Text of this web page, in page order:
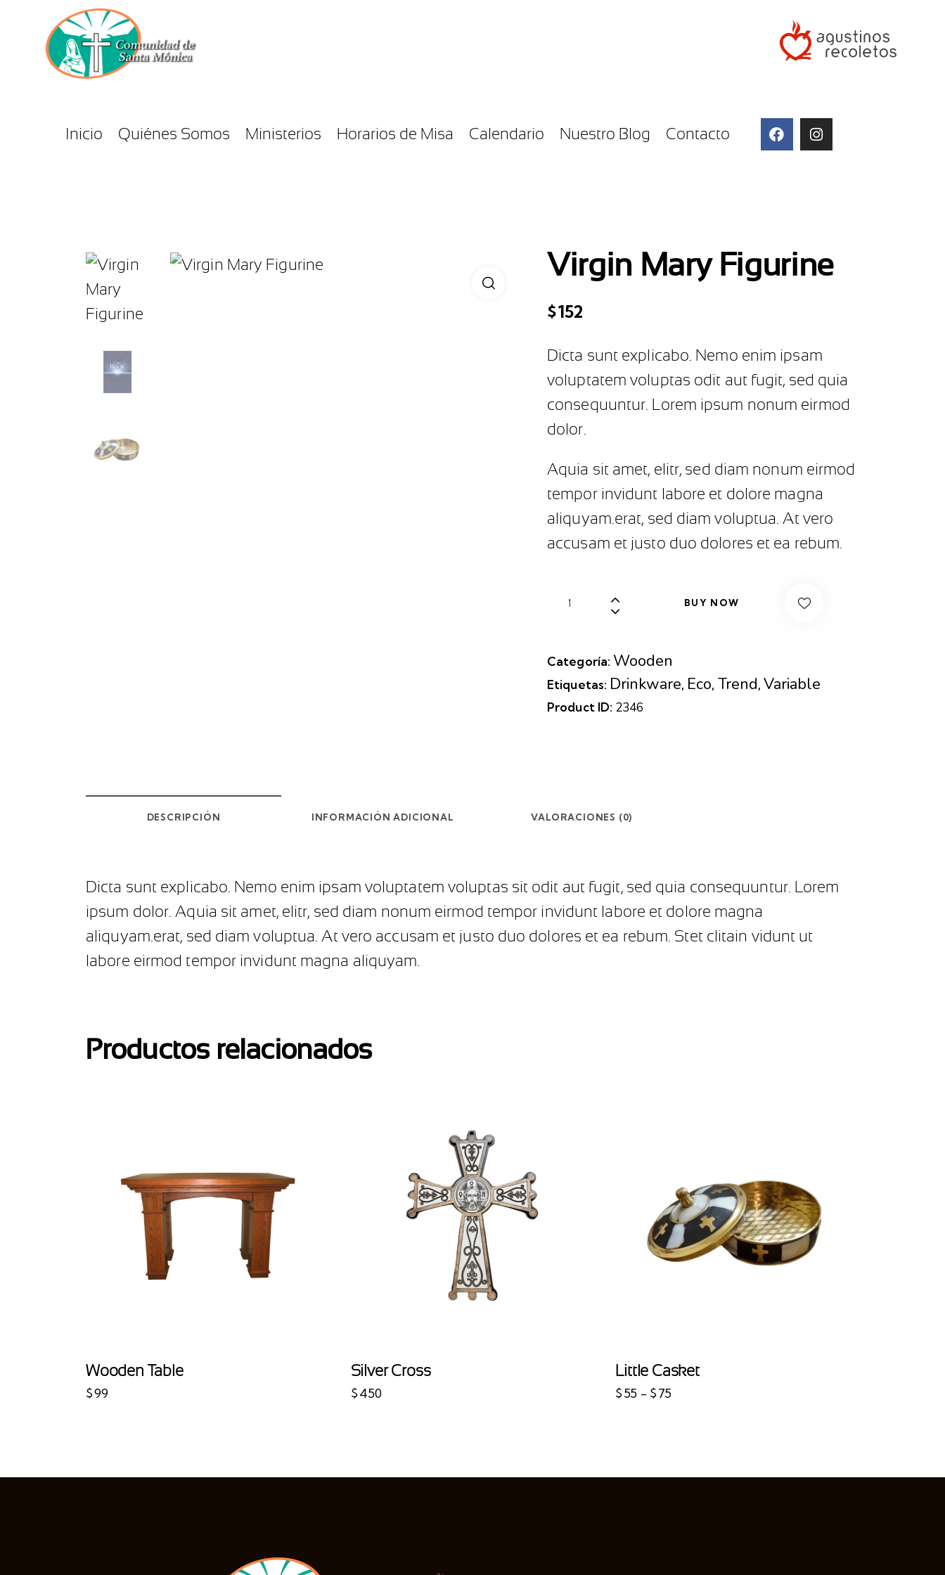
Inicio Quiénes Somos Ministerios Horarios de Misa Calendario Nuestro Blog Contacto
Virgin Mary Figurine
$152
Dicta sunt explicabo. Nemo enim ipsam
voluptatem voluptas odit aut fugit, sed quia
consequuntur. Lorem ipsum nonum eirmod
dolor.
Aquia sit amet, elitr, sed diam nonum eirmod
tempor invidunt labore et dolore magna
aliquyam.erat, sed diam voluptua. At vero
accusam et justo duo dolores et ea rebum.
BUY NOW
Categoría: Wooden
Etiquetas: Drinkware, Eco, Trend, Variable
Product ID: 2346
DESCRIPCIÓN INFORMACIÓN ADICIONAL VALORACIONES (0)
Dicta sunt explicabo. Nemo enim ipsam voluptatem voluptas sit odit aut fugit, sed quia consequuntur. Lorem
ipsum dolor. Aquia sit amet, elitr, sed diam nonum eirmod tempor invidunt labore et dolore magna
aliquyam.erat, sed diam voluptua. At vero accusam et justo duo dolores et ea rebum. Stet clitain vidunt ut
labore eirmod tempor invidunt magna aliquyam.
Productos relacionados
Wooden Table
$99
Silver Cross
$450
Little Casket
$55 - $75